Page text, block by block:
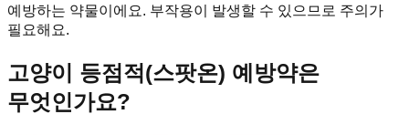
예방하는 약물이에요. 부작용이 발생할 수 있으므로 주의가
필요해요.
고양이 등점적(스팟온) 예방약은
무엇인가요?